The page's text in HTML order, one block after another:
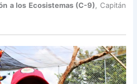
a los Ecosistemas (C-9), Capitán